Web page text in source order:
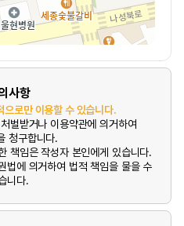
사항
으로만 이용할 수 있습니다.
벌받거나 이용약관에 의거하여
청구합니다.
책임은 작성자 본인에게 있습니다.
법에 의거하여 법적 책임을 물을 수
니다.